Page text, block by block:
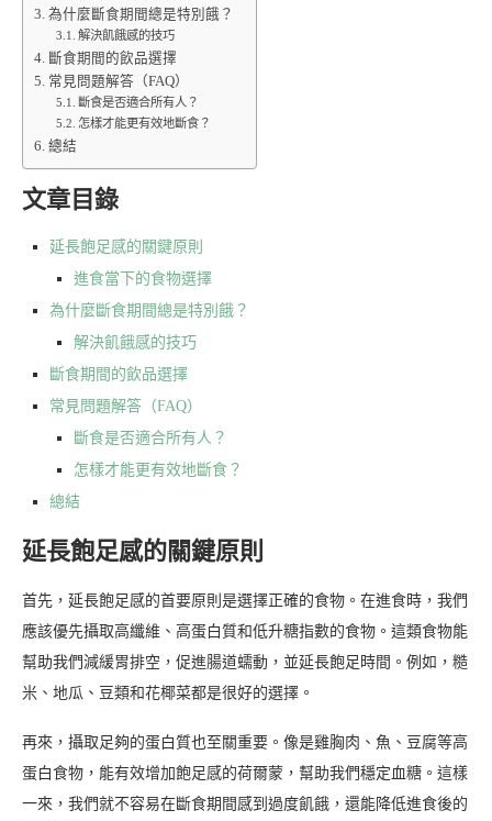
為什麼斷食期間總是特別餓？
解決飢餓感的技巧
斷食期間的飲品選擇
常見問題解答（FAQ）
斷食是否適合所有人？
怎樣才能更有效地斷食？
總結
文章目錄
延長飽足感的關鍵原則
進食當下的食物選擇
為什麼斷食期間總是特別餓？
解決飢餓感的技巧
斷食期間的飲品選擇
常見問題解答（FAQ）
斷食是否適合所有人？
怎樣才能更有效地斷食？
總結
延長飽足感的關鍵原則
首先，延長飽足感的首要原則是選擇正確的食物。在進食時，我們
應該優先攝取高纖維、高蛋白質和低升糖指數的食物。這類食物能
幫助我們減緩胃排空，促進腸道蠕動，並延長飽足時間。例如，糙
米、地瓜、豆類和花椰菜都是很好的選擇。
再來，攝取足夠的蛋白質也至關重要。像是雞胸肉、魚、豆腐等高
蛋白食物，能有效增加飽足感的荷爾蒙，幫助我們穩定血糖。這樣
一來，我們就不容易在斷食期間感到過度飢餓，還能降低進食後的